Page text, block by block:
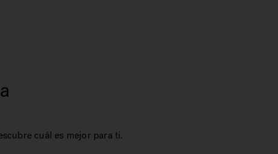
cuál es mejor para ti.